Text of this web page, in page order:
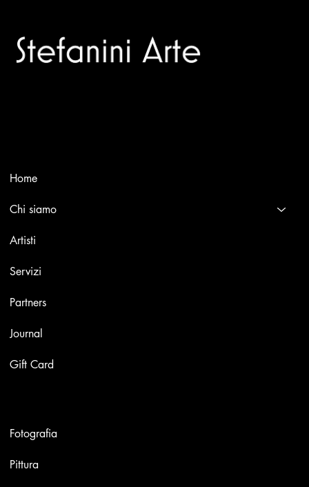
Home
Chi siamo
Artisti
Servizi
Partners
Journal
Gift Card
Fotografia
Pittura